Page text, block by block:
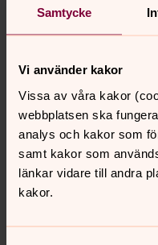
Samtycke
Vi använder kakor
Vissa av våra kakor
webbplatsen ska
analys och kakor som
samt kakor som
länkar vidare till andra
kakor.
Mailadress: marie-
Bokgrupp:
torsdag 29
Älvsborgs
Ansvarig Johanna
Välkommen till vår
skapar en grupp där
Queerteologi, typ. av